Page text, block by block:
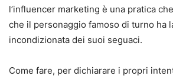
l’influencer marketing è una pratica
che il personaggio famoso di turno ha
incondizionata dei suoi seguaci.
Come fare, per dichiarare i propri